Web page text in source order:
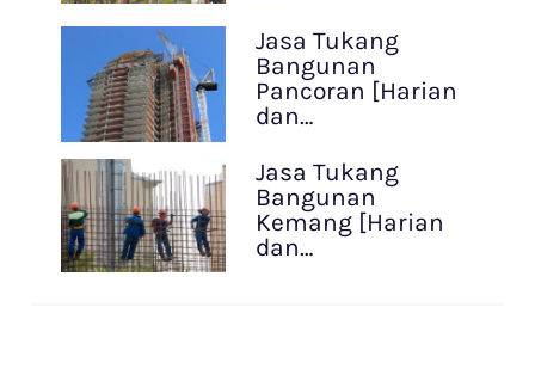
Jasa Tukang
Bangunan
Pancoran [Harian
dan…
Jasa Tukang
Bangunan
Kemang [Harian
dan…